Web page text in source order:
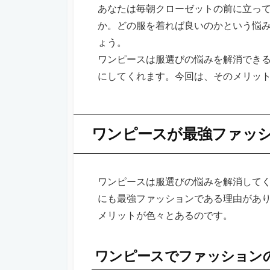
あなたは毎朝クローゼットの前に立っ
か。どの服を着れば良いのかという悩
ょう。
ワンピースは服選びの悩みを解消でき
にしてくれます。今回は、そのメリッ
ワンピースが最強ファッ
ワンピースは服選びの悩みを解消して
にも最強ファッションである理由があ
メリットが色々とあるのです。
ワンピースでファッション